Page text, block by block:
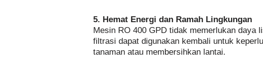
5. Hemat Energi dan Ramah Lingkungan
Mesin RO 400 GPD tidak memerlukan daya
filtrasi dapat digunakan kembali untuk
tanaman atau membersihkan lantai.